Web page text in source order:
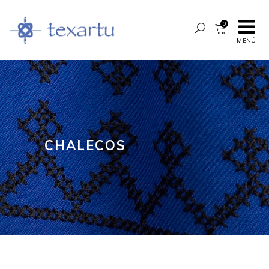
MENÚ
0
CHALECOS